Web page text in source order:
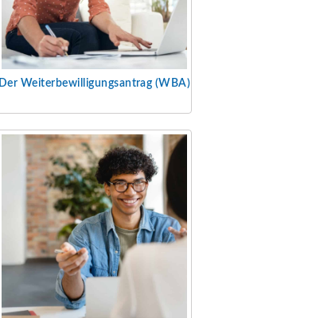
Der Weiterbewilligungsantrag (WBA)